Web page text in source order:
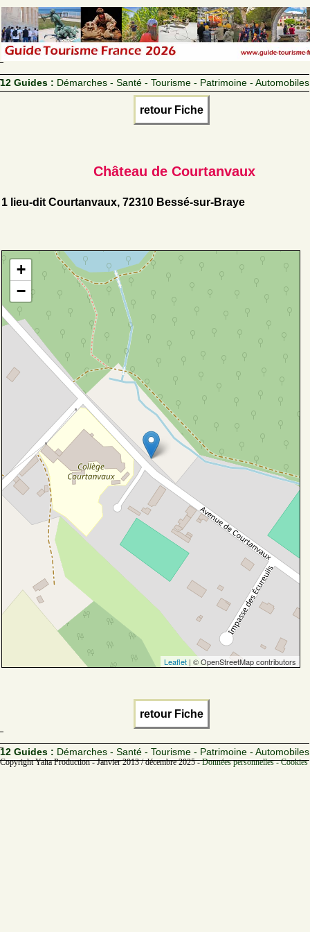
12 Guides : Démarches - Santé - Tourisme - Patrimoine - Automobiles
retour Fiche
Château de Courtanvaux
1 lieu-dit Courtanvaux, 72310 Bessé-sur-Braye
+
−
Leaflet | © OpenStreetMap contributors
retour Fiche
12 Guides : Démarches - Santé - Tourisme - Patrimoine - Automobiles
Copyright Yalta Production - Janvier 2013 / décembre 2025 -Données personnelles -